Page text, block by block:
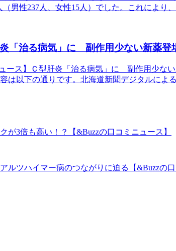
男性237人、女性15人）でした。これにより
「治る病気」に 副作用少ない新薬登
ース】Ｃ型肝炎「治る病気」に 副作用少な
は以下の通りです。北海道新聞デジタルによ
が3倍も高い！？【&Buzzの口コミニュース】
ルツハイマー病のつながりに迫る【&Buzzの口